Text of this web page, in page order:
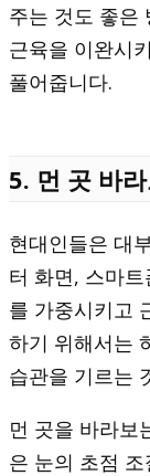
주는 것도 좋은
근육을 이완시
풀어줍니다.
5. 먼 곳 바
현대인들은 대
터 화면, 스마
를 가중시키고
하기 위해서는
습관을 기르는
먼 곳을 바라보
은 눈의 초점